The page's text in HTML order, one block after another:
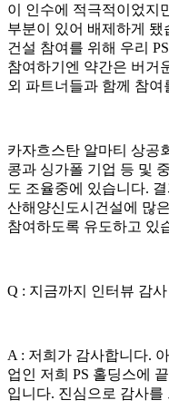
이 인수에 적극적이었지
부분이 있어 배제하게 됐
건설 참여를 위해 우리
참여하기엔 약간은 버거
외 파트너들과 함께 참
카자흐스탄 알마티 상공
콩과 싱가폴 기업 등 및
도 조율중에 있습니다.
산해양신도시건설에 많
참여하도록 유도하고 있
Q : 지금까지 인터뷰 감
A : 저희가 감사합니다.
업인 저희 PS 홀딩스에
입니다. 진심으로 감사를